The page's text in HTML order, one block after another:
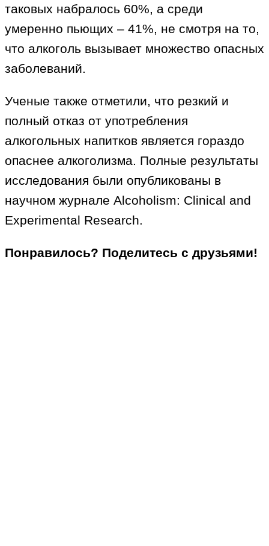
таковых набралось 60%, а среди
умеренно пьющих – 41%, не смотря на то,
что алкоголь вызывает множество опасных
заболеваний.
Ученые также отметили, что резкий и
полный отказ от употребления
алкогольных напитков является гораздо
опаснее алкоголизма. Полные результаты
исследования были опубликованы в
научном журнале Alcoholism: Clinical and
Experimental Research.
Понравилось? Поделитесь с друзьями!